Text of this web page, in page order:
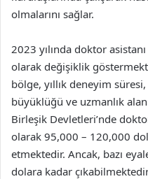
olmalarını sağlar.
2023 yılında doktor
olarak değişiklik
bölge, yıllık deneyim
büyüklüğü ve uzmanlık
Birleşik Devletleri’nde
olarak 95,000 – 120,000
etmektedir. Ancak, bazı
dolara kadar